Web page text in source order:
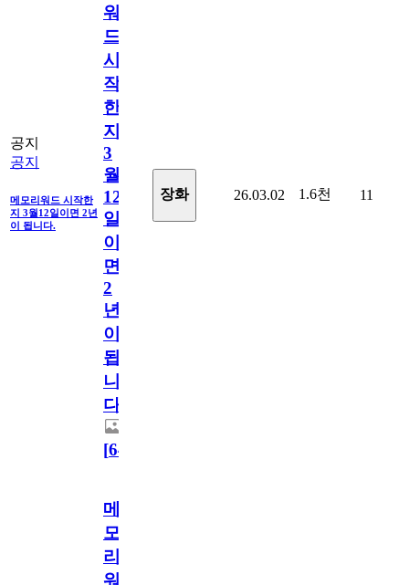
공지
공지
메모리워드 시작한
지 3월12일이면 2년
이 됩니다.
워
드
시
작
한
지
3
월
12
일
이
면
2
년
이
됩
니
다.
[64
장화 26.03.02 1.6천 11
메
모
리
워